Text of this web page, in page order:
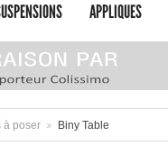
APPLIQUES
à poser Biny Table